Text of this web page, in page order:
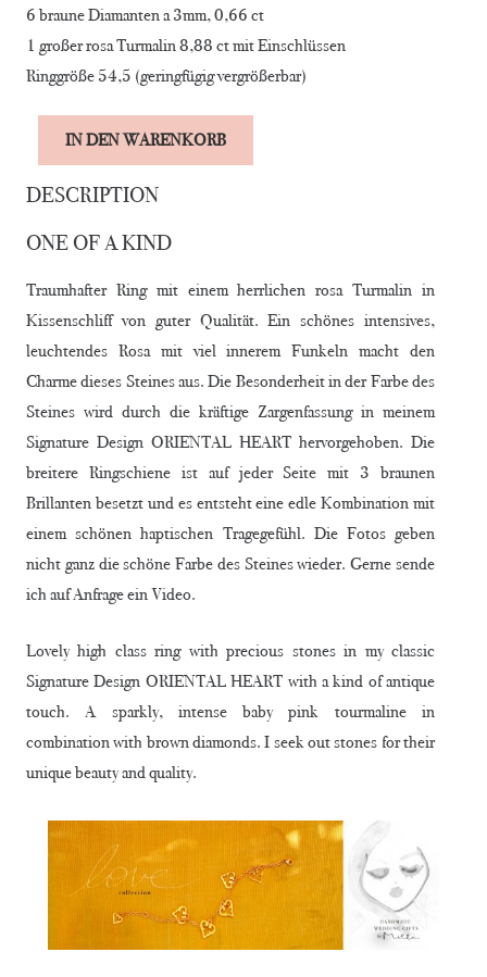
6 braune Diamanten a 3mm, 0,66 ct
1 großer rosa Turmalin 8,88 ct mit Einschlüssen
Ringgröße 54,5 (geringfügig vergrößerbar)
„BABY
JOY"
IN DEN WARENKORB
DESCRIPTION
ONE OF A KIND
Traumhafter Ring mit einem herrlichen rosa Turmalin in
Kissenschliff von guter Qualität. Ein schönes intensives,
leuchtendes Rosa mit viel innerem Funkeln macht den
Charme dieses Steines aus. Die Besonderheit in der Farbe des
Steines wird durch die kräftige Zargenfassung in meinem
Signature Design ORIENTAL HEART hervorgehoben. Die
breitere Ringschiene ist auf jeder Seite mit 3 braunen
Brillanten besetzt und es entsteht eine edle Kombination mit
einem schönen haptischen Tragegefühl. Die Fotos geben
nicht ganz die schöne Farbe des Steines wieder. Gerne sende
ich auf Anfrage ein Video.
Lovely high class ring with precious stones in my classic
Signature Design ORIENTAL HEART with a kind of antique
touch. A sparkly, intense baby pink tourmaline in
combination with brown diamonds. I seek out stones for their
unique beauty and quality.